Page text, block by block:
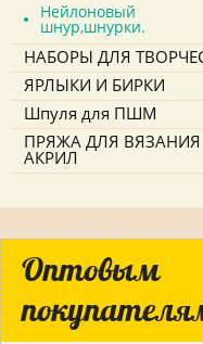
Нейлоновый
шнур,шнурки.
НАБОРЫ ДЛЯ
ЯРЛЫКИ И БИРКИ
Шпуля для ПШМ
ПРЯЖА ДЛЯ ВЯЗАНИЯ
АКРИЛ
Оптовым